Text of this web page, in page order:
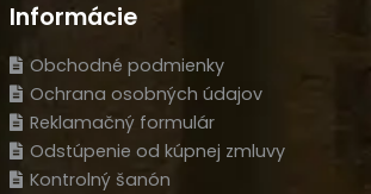
Informácie
Obchodné podmienky
Ochrana osobných údajov
Reklamačný formulár
Odstúpenie od kúpnej zmluvy
Kontrolný šanón